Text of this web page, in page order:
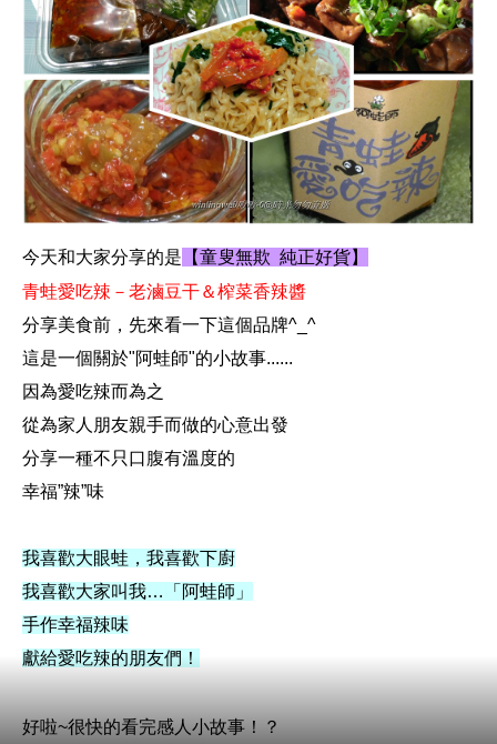
今天和大家分享的是 【童叟無欺 純正好貨】
青蛙愛吃辣－老滷豆干＆榨菜香辣醬
分享美食前，先來看一下這個品牌^_^
這是一個關於"阿蛙師"的小故事......
因為愛吃辣而為之
從為家人朋友親手而做的心意出發
分享一種不只口腹有溫度的
幸福”辣”味
我喜歡大眼蛙，我喜歡下廚
我喜歡大家叫我…「阿蛙師」
手作幸福辣味
獻給愛吃辣的朋友們！
好啦~很快的看完感人小故事！？